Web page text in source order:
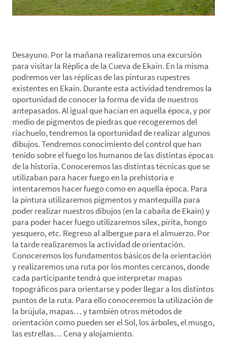
Desayuno. Por la mañana realizaremos una excursión
para visitar la Réplica de la Cueva de Ekain. En la misma
podremos ver las réplicas de las pinturas rupestres
existentes en Ekain. Durante esta actividad tendremos la
oportunidad de conocer la forma de vida de nuestros
antepasados. Al igual que hacían en aquella época, y por
medio de pigmentos de piedras que recogeremos del
riachuelo, tendremos la oportunidad de realizar algunos
dibujos. Tendremos conocimiento del control que han
tenido sobre el fuego los humanos de las distintas épocas
de la historia. Conoceremos las distintas técnicas que se
utilizaban para hacer fuego en la prehistoria e
intentaremos hacer fuego como en aquella época. Para
la pintura utilizaremos pigmentos y mantequilla para
poder realizar nuestros dibujos (en la cabaña de Ekain) y
para poder hacer fuego utilizaremos sílex, pirita, hongo
yesquero, etc. Regreso al albergue para el almuerzo. Por
la tarde realizaremos la actividad de orientación.
Conoceremos los fundamentos básicos de la orientación
y realizaremos una ruta por los montes cercanos, donde
cada participante tendrá que interpretar mapas
topográficos para orientarse y poder llegar a los distintos
puntos de la ruta. Para ello conoceremos la utilización de
la brújula, mapas… y también otros métodos de
orientación como pueden ser el Sol, los árboles, el musgo,
las estrellas… Cena y alojamiento.